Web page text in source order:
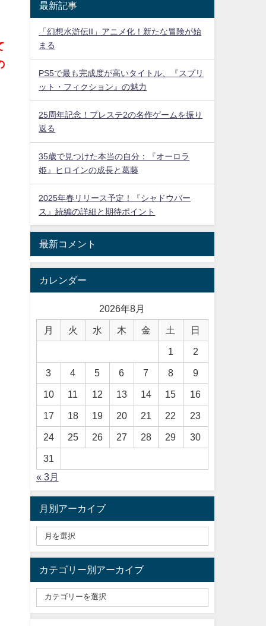
最新記事
「幻想水滸伝II」アニメ化！新たな冒険が始
まる
PS5で最も完成度が高いタイトル、『スプリ
ット・フィクション』の魅力
25周年記念！プレステ2の名作ゲームを振り
返る
35歳で見つけた本当の自分：『オーロラ
姫』ヒロインの成長と葛藤
2025年春リリース予定！『シャドウバー
ス』続編の詳細と期待ポイント
最新コメント
カレンダー
2026年8月
月 火 水 木 金 土 日
1 2
3 4 5 6 7 8 9
10 11 12 13 14 15 16
17 18 19 20 21 22 23
24 25 26 27 28 29 30
31
« 3月
月別アーカイブ
カテゴリー別アーカイブ